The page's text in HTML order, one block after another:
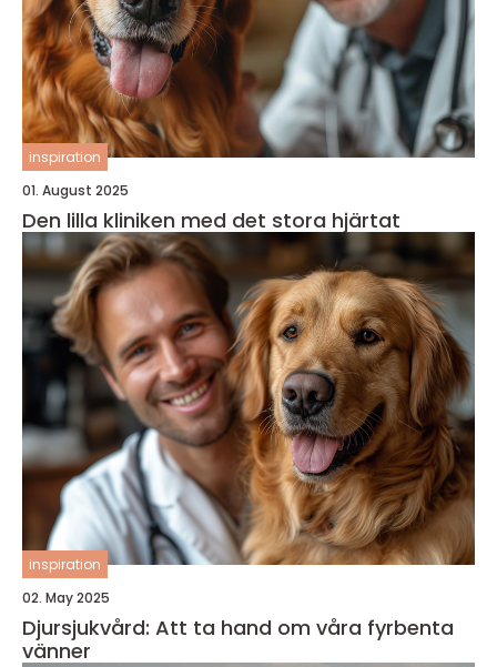
inspiration
01. August 2025
Den lilla kliniken med det stora hjärtat
inspiration
02. May 2025
Djursjukvård: Att ta hand om våra fyrbenta
vänner